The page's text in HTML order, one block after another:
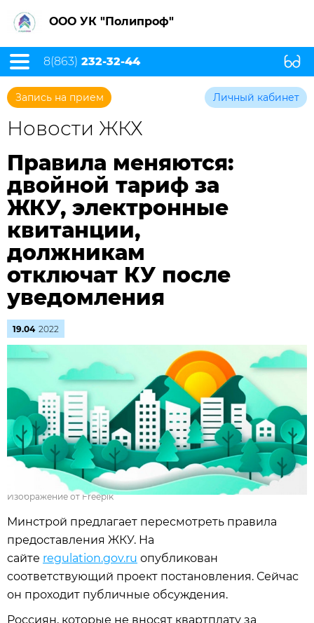
ООО УК "Полипроф"
8(863) 232-32-44
Запись на прием Личный кабинет
Новости ЖКХ
Правила меняются:
двойной тариф за
ЖКУ, электронные
квитанции,
должникам
отключат КУ после
уведомления
19.04 2022
Изображение от Freepik
Минстрой предлагает пересмотреть правила
предоставления ЖКУ. На
сайте regulation.gov.ru опубликован
соответствующий проект постановления. Сейчас
он проходит публичные обсуждения.
Россиян, которые не вносят квартплату за